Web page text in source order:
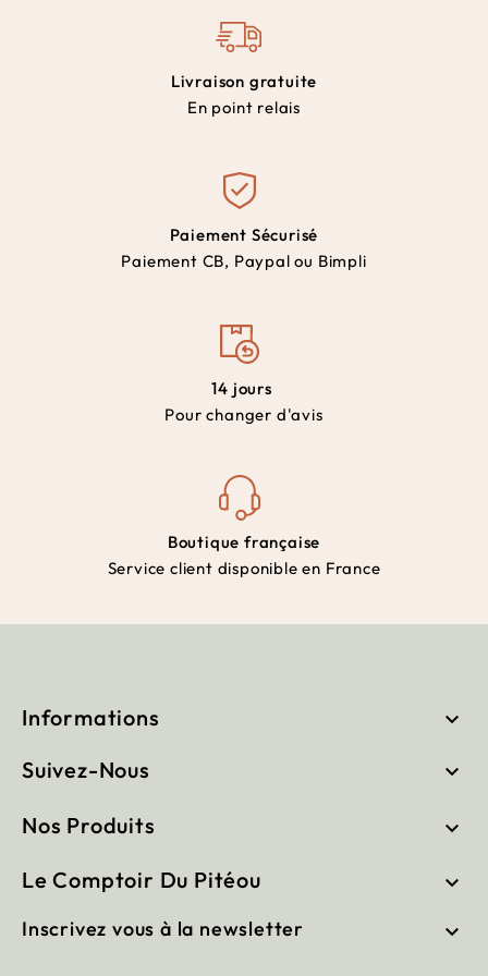
Livraison gratuite
En point relais
Paiement Sécurisé
Paiement CB, Paypal ou Bimpli
14 jours
Pour changer d'avis
Boutique française
Service client disponible en France
Informations 
Suivez-Nous 
Nos Produits 
Le Comptoir Du Pitéou 
Inscrivez vous à la newsletter 